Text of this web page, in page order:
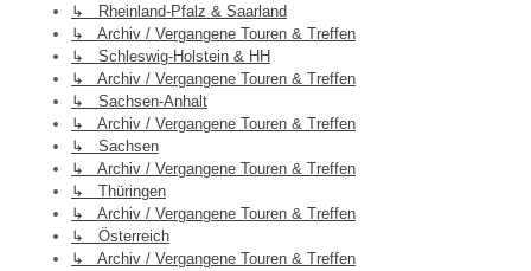
↳ Rheinland-Pfalz & Saarland
↳ Archiv / Vergangene Touren & Treffen
↳ Schleswig-Holstein & HH
↳ Archiv / Vergangene Touren & Treffen
↳ Sachsen-Anhalt
↳ Archiv / Vergangene Touren & Treffen
↳ Sachsen
↳ Archiv / Vergangene Touren & Treffen
↳ Thüringen
↳ Archiv / Vergangene Touren & Treffen
↳ Österreich
↳ Archiv / Vergangene Touren & Treffen